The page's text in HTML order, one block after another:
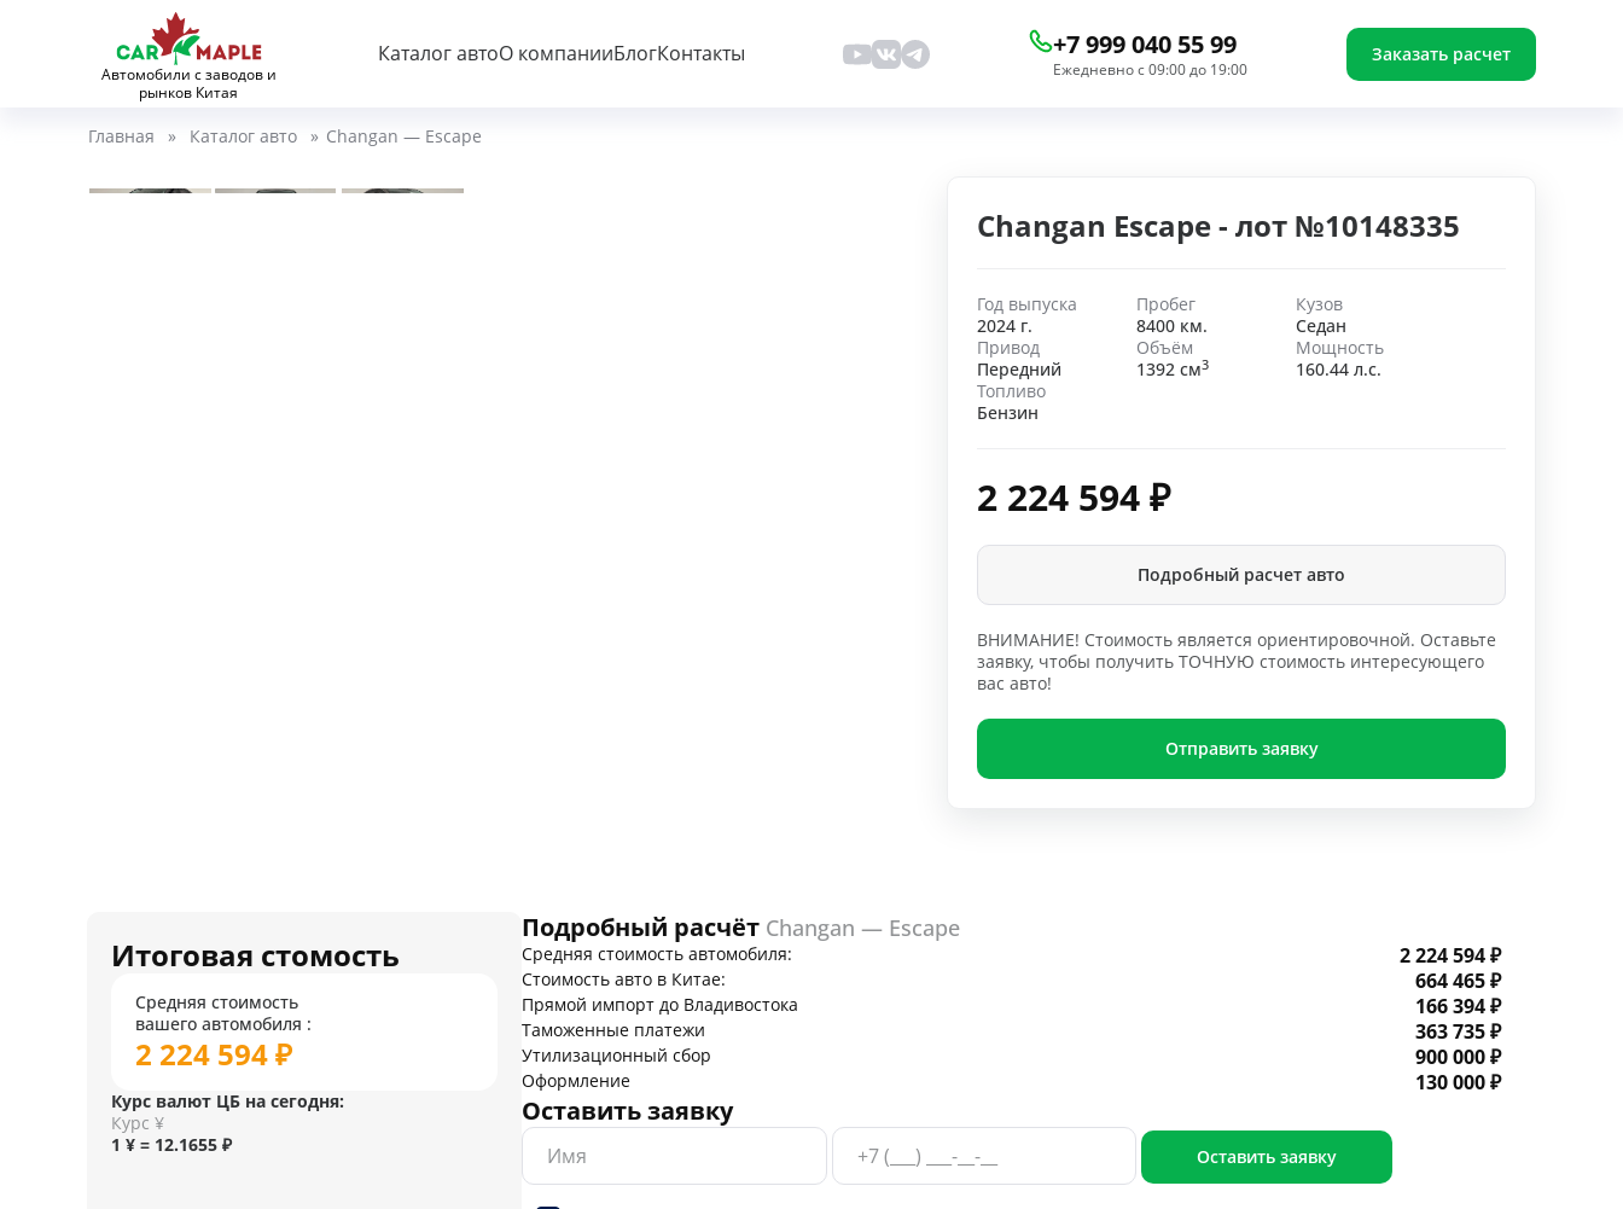
Автомобили с заводов и
рынков Китая
Каталог автоО компанииБлогКонтакты +7 999 040 55 99
Ежедневно с 09:00 до 19:00
Заказать расчет
Главная » Каталог авто » Changan — Escape
Changan Escape - лот №10148335
Год выпуска
2024 г.
Пробег
8400 км.
Кузов
Седан
Привод
Передний
Объём
1392 см3
Мощность
160.44 л.с.
Топливо
Бензин
2 224 594₽
Подробный расчет авто
ВНИМАНИЕ! Стоимость является ориентировочной. Оставьте
заявку, чтобы получить ТОЧНУЮ стоимость интересующего
вас авто!
Отправить заявку
Итоговая стомость
Средняя стоимость
вашего автомобиля :
2 224 594 ₽
Курс валют ЦБ на сегодня:
Курс ¥
1 ¥ = 12.1655 ₽
Подробный расчёт Changan — Escape
Средняя стоимость автомобиля: 2 224 594 ₽
Стоимость авто в Китае: 664 465 ₽
Прямой импорт до Владивостока 166 394 ₽
Таможенные платежи 363 735 ₽
Утилизационный сбор 900 000 ₽
Оформление 130 000 ₽
Оставить заявку
Оставить заявку